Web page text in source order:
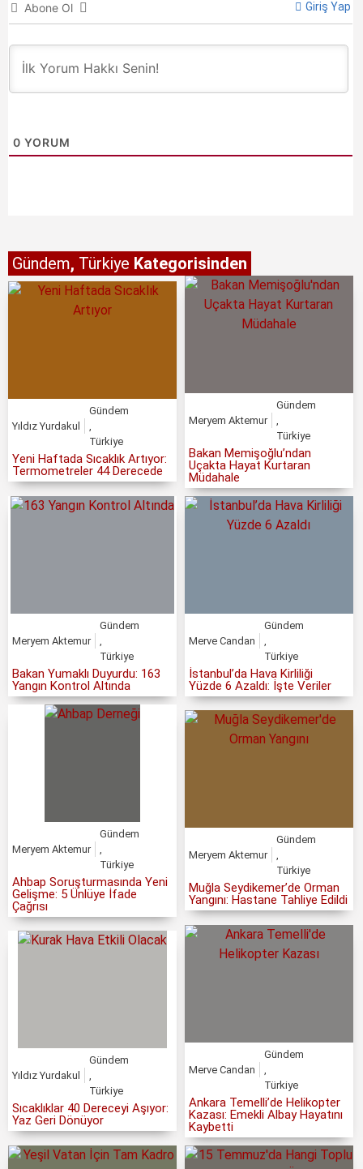
Abone Ol Giriş Yap
0 YORUM
Gündem, Türkiye Kategorisinden
Yıldız Yurdakul
Gündem
,
Türkiye
Yeni Haftada Sıcaklık Artıyor:
Termometreler 44 Derecede
Meryem Aktemur
Gündem
Türkiye
Bakan Memişoğlu’ndan
Uçakta Hayat Kurtaran
Müdahale
Meryem Aktemur
Gündem
Türkiye
Bakan Yumaklı Duyurdu: 163
Yangın Kontrol Altında
Merve Candan
Gündem
Türkiye
İstanbul’da Hava Kirliliği
Yüzde 6 Azaldı: İşte Veriler
Meryem Aktemur
Gündem
Türkiye
Ahbap Soruşturmasında Yeni
Gelişme: 5 Ünlüye İfade
Çağrısı
Meryem Aktemur
Gündem
,
Türkiye
Muğla Seydikemer’de Orman
Yangını: Hastane Tahliye Edildi
Yıldız Yurdakul
Gündem
,
Türkiye
Sıcaklıklar 40 Dereceyi Aşıyor:
Yaz Geri Dönüyor
Merve Candan
Gündem
Türkiye
Ankara Temelli’de Helikopter
Kazası: Emekli Albay Hayatını
Kaybetti